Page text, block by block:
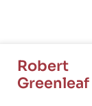
Robert
Greenleaf